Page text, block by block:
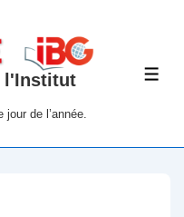
l'Institut
de l’année.